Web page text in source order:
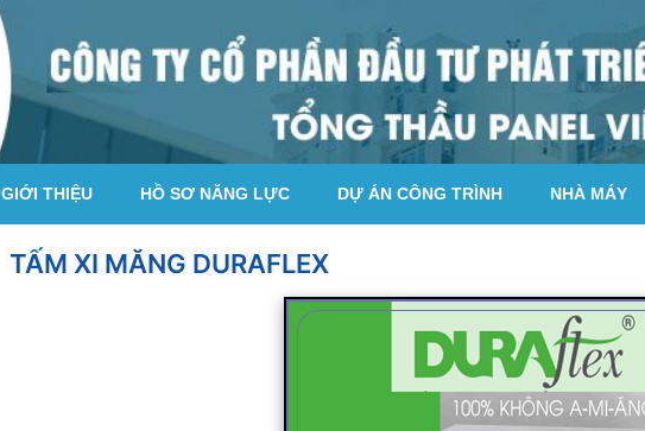
GIỚI THIỆU HỒ SƠ NĂNG LỰC DỰ ÁN CÔNG TRÌNH NHÀ MÁY
TẤM XI MĂNG DURAFLEX